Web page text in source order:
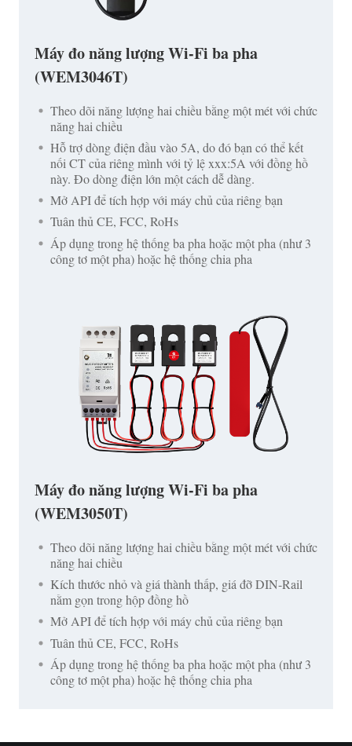
Máy đo năng lượng Wi-Fi ba pha
(WEM3046T)
Theo dõi năng lượng hai chiều bằng một mét với chức
năng hai chiều
Hỗ trợ dòng điện đầu vào 5A, do đó bạn có thể kết
nối CT của riêng mình với tỷ lệ xxx:5A với đồng hồ
này. Đo dòng điện lớn một cách dễ dàng.
Mở API để tích hợp với máy chủ của riêng bạn
Tuân thủ CE, FCC, RoHs
Áp dụng trong hệ thống ba pha hoặc một pha (như 3
công tơ một pha) hoặc hệ thống chia pha
Máy đo năng lượng Wi-Fi ba pha
(WEM3050T)
Theo dõi năng lượng hai chiều bằng một mét với chức
năng hai chiều
Kích thước nhỏ và giá thành thấp, giá đỡ DIN-Rail
nằm gọn trong hộp đồng hồ
Mở API để tích hợp với máy chủ của riêng bạn
Tuân thủ CE, FCC, RoHs
Áp dụng trong hệ thống ba pha hoặc một pha (như 3
công tơ một pha) hoặc hệ thống chia pha